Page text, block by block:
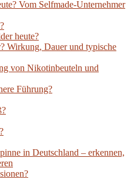
Vom Selfmade-Unternehmer
heute?
Wirkung, Dauer und typische
von Nikotinbeuteln und
Führung?
in Deutschland – erkennen,